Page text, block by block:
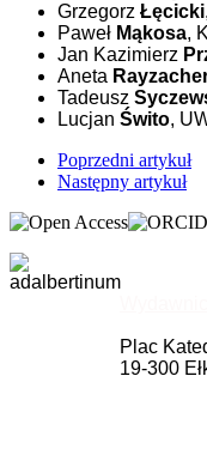
Grzegorz Łęcicki
Paweł Mąkosa,
Jan Kazimierz
Aneta
Tadeusz
Lucjan Świto,
Poprzedni artykuł
Następny artykuł
Plac
19-300